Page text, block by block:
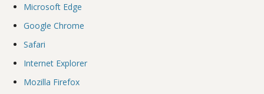
Microsoft Edge
Google Chrome
Safari
Internet Explorer
Mozilla Firefox